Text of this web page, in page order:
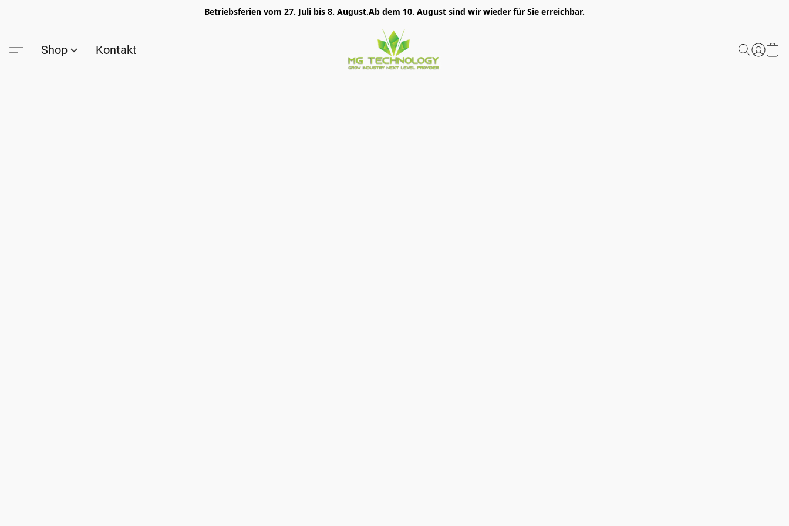
Betriebsferien vom 27. Juli bis 8. August.Ab dem 10. August sind wir wieder für Sie erreichbar.
Shop Kontakt